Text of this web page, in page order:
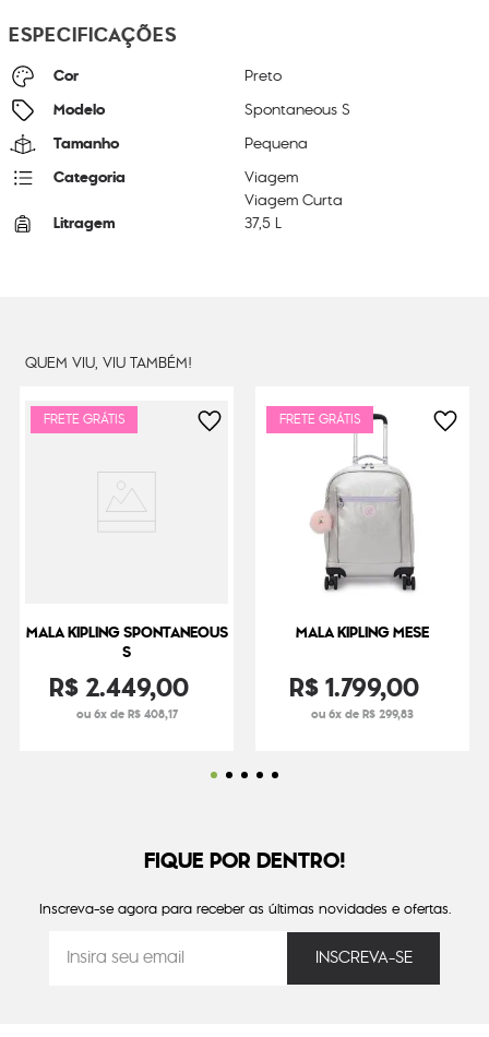
ESPECIFICAÇÕES
Cor Preto
Modelo Spontaneous S
Tamanho Pequena
Categoria
Viagem
Viagem Curta
Litragem 37,5 L
QUEM VIU, VIU TAMBÉM!
FRETE GRÁTIS
MALA KIPLING SPONTANEOUS
S
R$2.449,00
ou 6x de R$ 408,17
FRETE GRÁTIS
MALA KIPLING MESE
R$1.799,00
ou 6x de R$ 299,83
FIQUE POR DENTRO!
Inscreva-se agora para receber as últimas novidades e ofertas.